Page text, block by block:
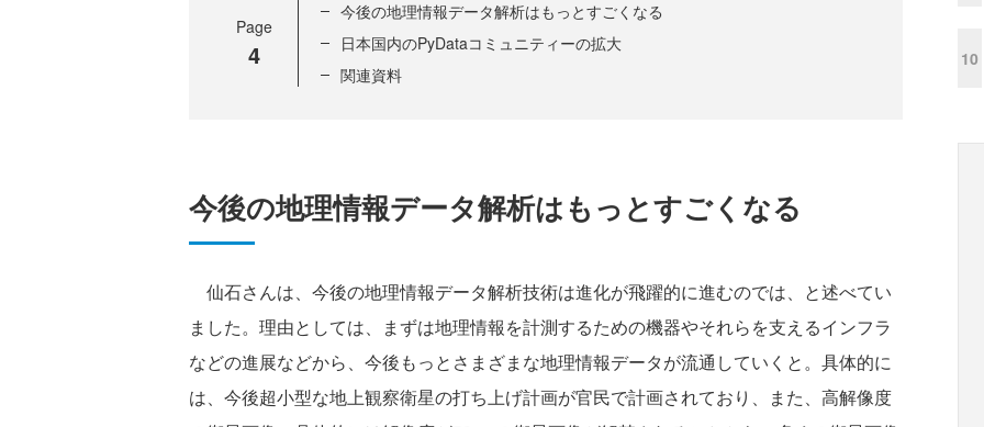
Page
4
今後の地理情報データ解析はもっとすごくなる
日本国内のPyDataコミュニティーの拡大
関連資料
今後の地理情報データ解析はもっとすごくなる
仙石さんは、今後の地理情報データ解析技術は進化が飛躍的に進むのでは、と述べてい
ました。理由としては、まずは地理情報を計測するための機器やそれらを支えるインフラ
などの進展などから、今後もっとさまざまな地理情報データが流通していくと。具体的に
は、今後超小型な地上観察衛星の打ち上げ計画が官民で計画されており、また、高解像度
10